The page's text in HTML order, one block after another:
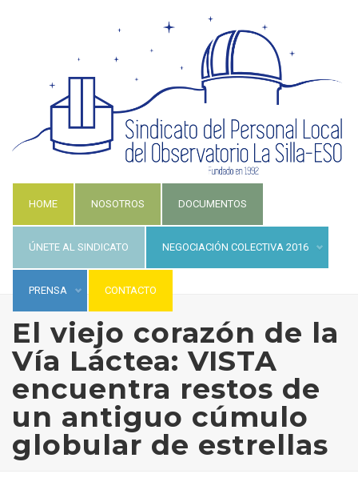
HOME NOSOTROS DOCUMENTOS
ÚNETE AL SINDICATO NEGOCIACIÓN COLECTIVA 2016
PRENSA CONTACTO
El viejo corazón de la
Vía Láctea: VISTA
encuentra restos de
un antiguo cúmulo
globular de estrellas